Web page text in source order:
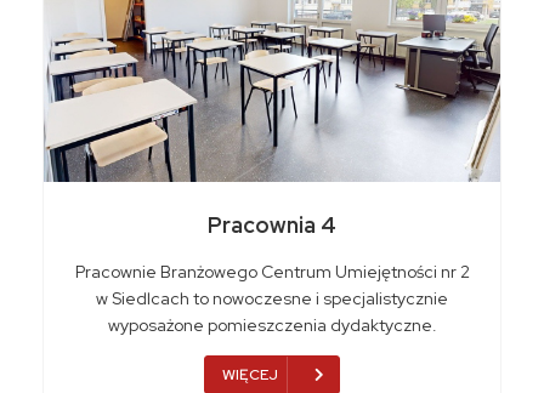
Pracownia 4
Pracownie Branżowego Centrum Umiejętności nr 2
w Siedlcach to nowoczesne i specjalistycznie
wyposażone pomieszczenia dydaktyczne.
WIĘCEJ